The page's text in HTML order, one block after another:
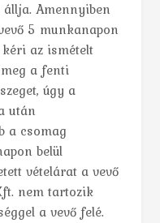
Amennyiben
5 munkanapon
az ismételt
a fenti
úgy a
után
a csomag
belül
vételárat a vevő
nem tartozik
a vevő felé.